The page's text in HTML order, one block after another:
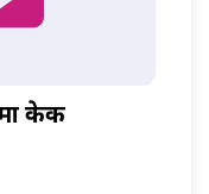
केकी